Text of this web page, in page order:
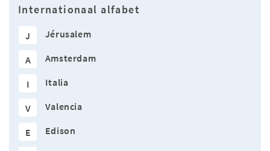
Internationaal alfabet
J Jérusalem
A Amsterdam
I Italia
V Valencia
E Edison